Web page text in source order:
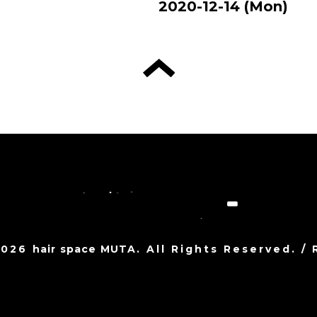
2020-12-14 (Mon)
hair space MUTA. All Rights Reserved. /